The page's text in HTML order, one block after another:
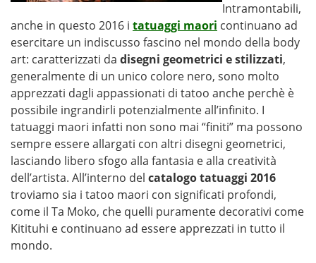
Intramontabili,
anche in questo 2016 i tatuaggi maori continuano ad
esercitare un indiscusso fascino nel mondo della body
art: caratterizzati da disegni geometrici e stilizzati,
generalmente di un unico colore nero, sono molto
apprezzati dagli appassionati di tatoo anche perchè è
possibile ingrandirli potenzialmente all’infinito. I
tatuaggi maori infatti non sono mai “finiti” ma possono
sempre essere allargati con altri disegni geometrici,
lasciando libero sfogo alla fantasia e alla creatività
dell’artista. All’interno del catalogo tatuaggi 2016
troviamo sia i tatoo maori con significati profondi,
come il Ta Moko, che quelli puramente decorativi come
Kitituhi e continuano ad essere apprezzati in tutto il
mondo.